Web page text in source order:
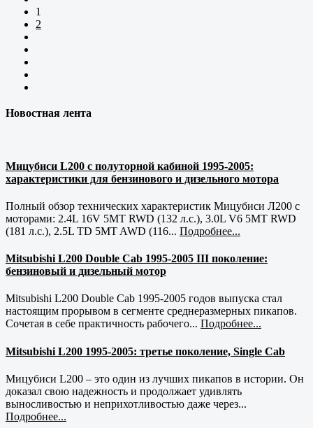
1
2
Новостная лента
Мицубиси L200 с полуторной кабиной 1995-2005:
характеристики для бензинового и дизельного мотора
Полный обзор технических характеристик Мицубиси Л200 с
моторами: 2.4L 16V 5MT RWD (132 л.с.), 3.0L V6 5MT RWD
(181 л.с.), 2.5L TD 5MT AWD (116... Подробнее...
Mitsubishi L200 Double Cab 1995-2005 III поколение:
бензиновый и дизельный мотор
Mitsubishi L200 Double Cab 1995-2005 годов выпуска стал
настоящим прорывом в сегменте среднеразмерных пикапов.
Сочетая в себе практичность рабочего... Подробнее...
Mitsubishi L200 1995-2005: третье поколение, Single Cab
Мицубиси L200 – это один из лучших пикапов в истории. Он
доказал свою надежность и продолжает удивлять
выносливостью и неприхотливостью даже через...
Подробнее...